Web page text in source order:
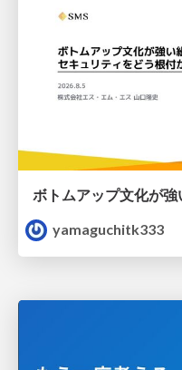
yamaguchitk333